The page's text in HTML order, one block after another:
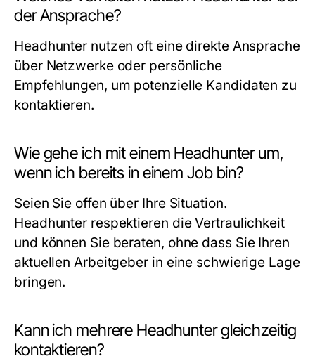
der Ansprache?
Headhunter nutzen oft eine direkte Ansprache
über Netzwerke oder persönliche
Empfehlungen, um potenzielle Kandidaten zu
kontaktieren.
Wie gehe ich mit einem Headhunter um,
wenn ich bereits in einem Job bin?
Seien Sie offen über Ihre Situation.
Headhunter respektieren die Vertraulichkeit
und können Sie beraten, ohne dass Sie Ihren
aktuellen Arbeitgeber in eine schwierige Lage
bringen.
Kann ich mehrere Headhunter gleichzeitig
kontaktieren?